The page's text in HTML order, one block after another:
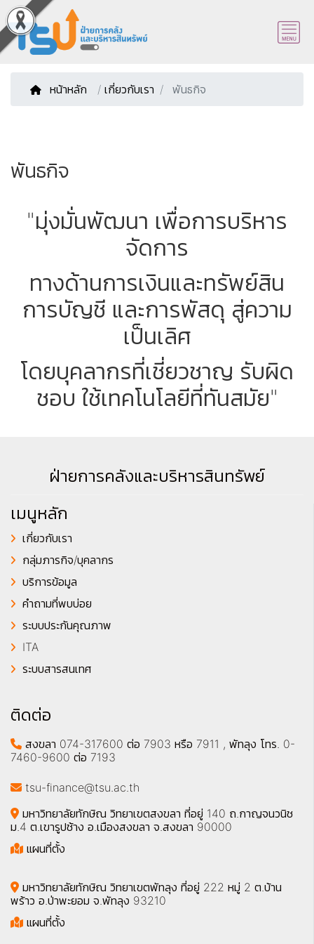
หน้าหลัก / เกี่ยวกับเรา พันธกิจ
พันธกิจ
"มุ่งมั่นพัฒนา เพื่อการบริหาร
จัดการ
ทางด้านการเงินและทรัพย์สิน
การบัญชี และการพัสดุ สู่ความ
เป็นเลิศ
โดยบุคลากรที่เชี่ยวชาญ รับผิด
ชอบ ใช้เทคโนโลยีที่ทันสมัย"
ฝ่ายการคลังและบริหารสินทรัพย์
เมนูหลัก
เกี่ยวกับเรา
กลุ่มภารกิจ/บุคลากร
บริการข้อมูล
คำถามที่พบบ่อย
ระบบประกันคุณภาพ
ITA
ระบบสารสนเทศ
ติดต่อ
สงขลา 074-317600 ต่อ 7903 หรือ 7911 , พัทลุง โทร. 0-
7460-9600 ต่อ 7193
tsu-finance@tsu.ac.th
มหาวิทยาลัยทักษิณ วิทยาเขตสงขลา ที่อยู่ 140 ถ.กาญจนวนิช
ม.4 ต.เขารูปช้าง อ.เมืองสงขลา จ.สงขลา 90000
แผนที่ตั้ง
มหาวิทยาลัยทักษิณ วิทยาเขตพัทลุง ที่อยู่ 222 หมู่ 2 ต.บ้าน
พร้าว อ.ป่าพะยอม จ.พัทลุง 93210
แผนที่ตั้ง